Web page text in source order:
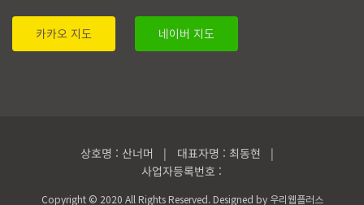
카카오 지도 네이버 지도
상호명 : 산너머 | 대표자명 : 최동현 |
사업자등록번호 :
Copyright © 2020 All Rights Reserved. Designed by 우리웹플러스